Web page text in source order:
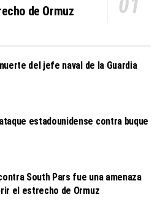
de Ormuz
del jefe naval de la Guardia
estadounidense contra buque
South Pars fue una amenaza
el estrecho de Ormuz